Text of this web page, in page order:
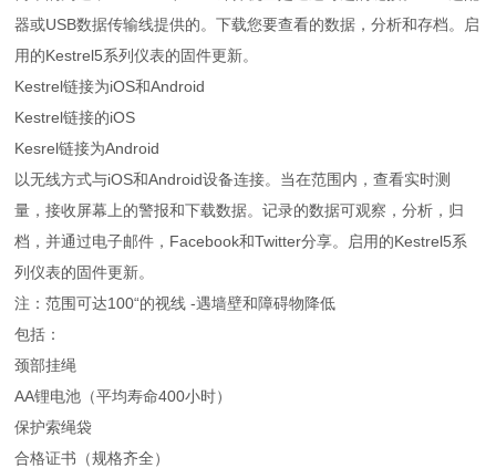
器或USB数据传输线提供的。下载您要查看的数据，分析和存档。启
用的Kestrel5系列仪表的固件更新。
Kestrel链接为iOS和Android
Kestrel链接的iOS
Kesrel链接为Android
以无线方式与iOS和Android设备连接。当在范围内，查看实时测
量，接收屏幕上的警报和下载数据。记录的数据可观察，分析，归
档，并通过电子邮件，Facebook和Twitter分享。启用的Kestrel5系
列仪表的固件更新。
注：范围可达100“的视线 -遇墙壁和障碍物降低
包括：
颈部挂绳
AA锂电池（平均寿命400小时）
保护索绳袋
合格证书（规格齐全）